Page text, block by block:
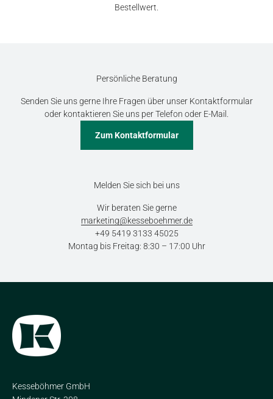
Bestellwert.
Persönliche Beratung
Senden Sie uns gerne Ihre Fragen über unser Kontaktformular
oder kontaktieren Sie uns per Telefon oder E-Mail.
Zum Kontaktformular
Melden Sie sich bei uns
Wir beraten Sie gerne
marketing@kesseboehmer.de
+49 5419 3133 45025
Montag bis Freitag: 8:30 – 17:00 Uhr
Kesseböhmer GmbH